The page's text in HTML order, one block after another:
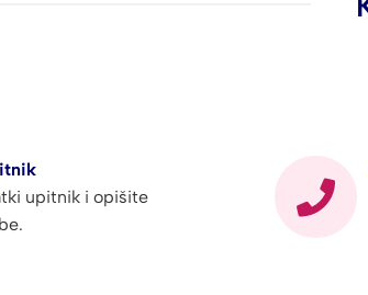
upitnik i opišite